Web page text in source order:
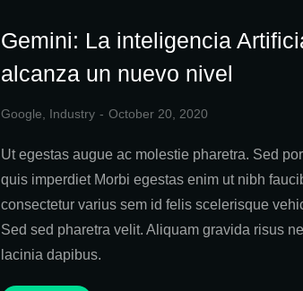
Gemini: La inteligencia
alcanza un nuevo nivel
Google, Industry October 20, 2020
Ut egestas augue ac molestie pharetra. Sed
quis imperdiet Morbi egestas enim ut nibh
consectetur varius sem id felis scelerisque
Sed sed pharetra velit. Aliquam gravida risus
lacinia dapibus.